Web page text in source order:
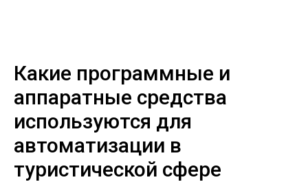
Какие программные и
аппаратные средства
используются для
автоматизации в
туристической сфере